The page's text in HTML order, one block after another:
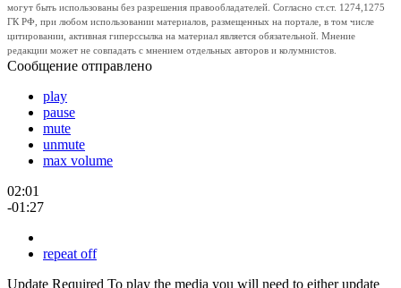
могут быть использованы без разрешения правообладателей. Согласно ст.ст. 1274,1275
ГК РФ, при любом использовании материалов, размещенных на портале, в том числе
цитировании, активная гиперссылка на материал является обязательной. Мнение
редакции может не совпадать с мнением отдельных авторов и колумнистов.
Сообщение отправлено
play
pause
mute
unmute
max volume
02:01
-01:27
repeat off
Update Required To play the media you will need to either update